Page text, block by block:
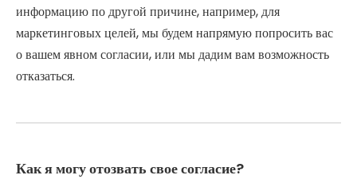
информацию по другой причине, например, для
маркетинговых целей, мы будем напрямую попросить вас
о вашем явном согласии, или мы дадим вам возможность
отказаться.
Как я могу отозвать свое согласие?